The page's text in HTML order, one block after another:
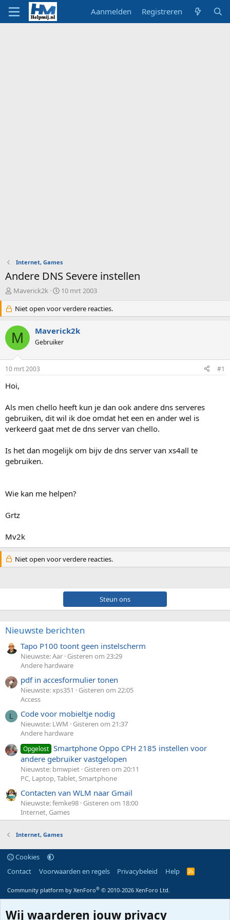
Aanmelden Registreren
Internet, Games
Andere DNS Severe instellen
O
d
e
r
w
e
s
t
a
t
e
r
Maverick2k
S
a
r
t
d
a
m
10 mrt 2003
Niet open voor verdere reacties.
M Maverick2k
Gebruiker
10 mrt 2003 #1
Hoi,
Als men chello heeft kun je dan ook andere dns serveres
gebruiken, dit wil ik doe omdat het een en ander wel is
verkeerd gaat met de dns server van chello.
Is het dan mogelijk om bijv de dns server van xs4all te
gebruiken.
Wie kan me helpen?
Grtz
Mv2k
Niet open voor verdere reacties.
Steun ons
Nieuwste berichten
Tapo P100 toont geen instelscherm
Nieuwste: Aar Gisteren om 23:29
Andere hardware
pdf in accesformulier tonen
Nieuwste: xps351
Gisteren om 22:05
Access
L Code voor mobieltje nodig
Nieuwste: LWM
Gisteren om 21:37
Andere hardware
Opgelost Smartphone Oppo CPH 2185 instellen voor
andere gebruiker vastgelopen
Nieuwste: bmwpiet Gisteren om 20:11
PC, Laptop, Tablet, Smartphone
Contacten van WLM naar Gmail
Nieuwste: femke98 Gisteren om 18:00
Internet, Games
Internet, Games
Cookies
Contact
Voorwaarden en regels Privacybeleid Help
R
Community platform by XenForo® © 2010-2026 XenForo Ltd.
Wij waarderen jouw privacy